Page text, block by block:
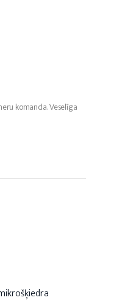
komanda. Veselīga